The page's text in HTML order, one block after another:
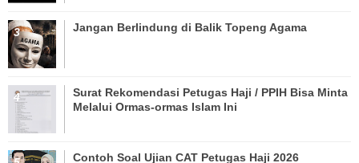
Jangan Berlindung di Balik Topeng Agama
Surat Rekomendasi Petugas Haji / PPIH Bisa Minta
Melalui Ormas-ormas Islam Ini
Contoh Soal Ujian CAT Petugas Haji 2026